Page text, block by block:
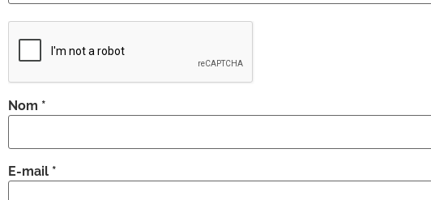
Nom *
E-mail *